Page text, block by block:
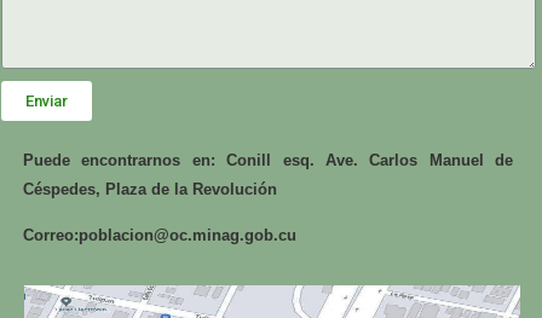
Enviar
Puede encontrarnos en: Conill esq. Ave. Carlos Manuel de
Céspedes, Plaza de la Revolución
Correo:poblacion@oc.minag.gob.cu